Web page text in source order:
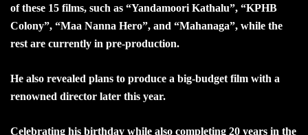
of these 15 films, such as “Yandamoori Kathalu”, “KPHB
Colony”, “Maa Nanna Hero”, and “Mahanaga”, while the
rest are currently in pre-production.
He also revealed plans to produce a big-budget film with a
renowned director later this year.
Celebrating his birthday while also completing 20 years in the